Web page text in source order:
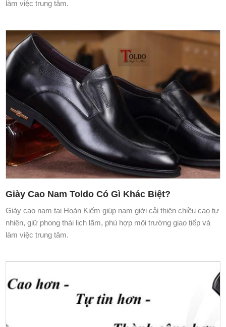
làm việc trung tâm.
Giày Cao Nam Toldo Có Gì Khác Biệt?
Giày cao nam tại Hoàn Kiếm giúp nam giới cải thiện chiều cao tự
nhiên, giữ phong thái lịch lãm, phù hợp môi trường giao tiếp và
làm việc trung tâm.